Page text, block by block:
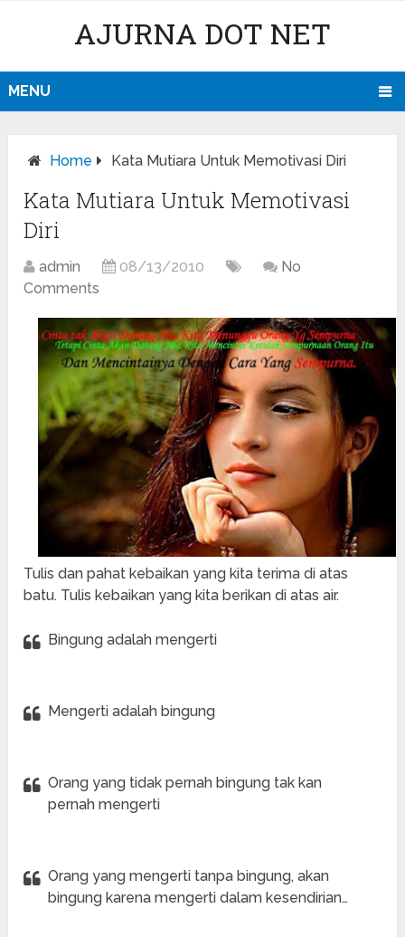
AJURNA DOT NET
MENU
Home Kata Mutiara Untuk Memotivasi Diri
Kata Mutiara Untuk Memotivasi
Diri
admin 08/13/2010
No
Comments
Tulis dan pahat kebaikan yang kita terima di atas
batu. Tulis kebaikan yang kita berikan di atas air.
Bingung adalah mengerti
Mengerti adalah bingung
Orang yang tidak pernah bingung tak kan
pernah mengerti
Orang yang mengerti tanpa bingung, akan
bingung karena mengerti dalam kesendirian…